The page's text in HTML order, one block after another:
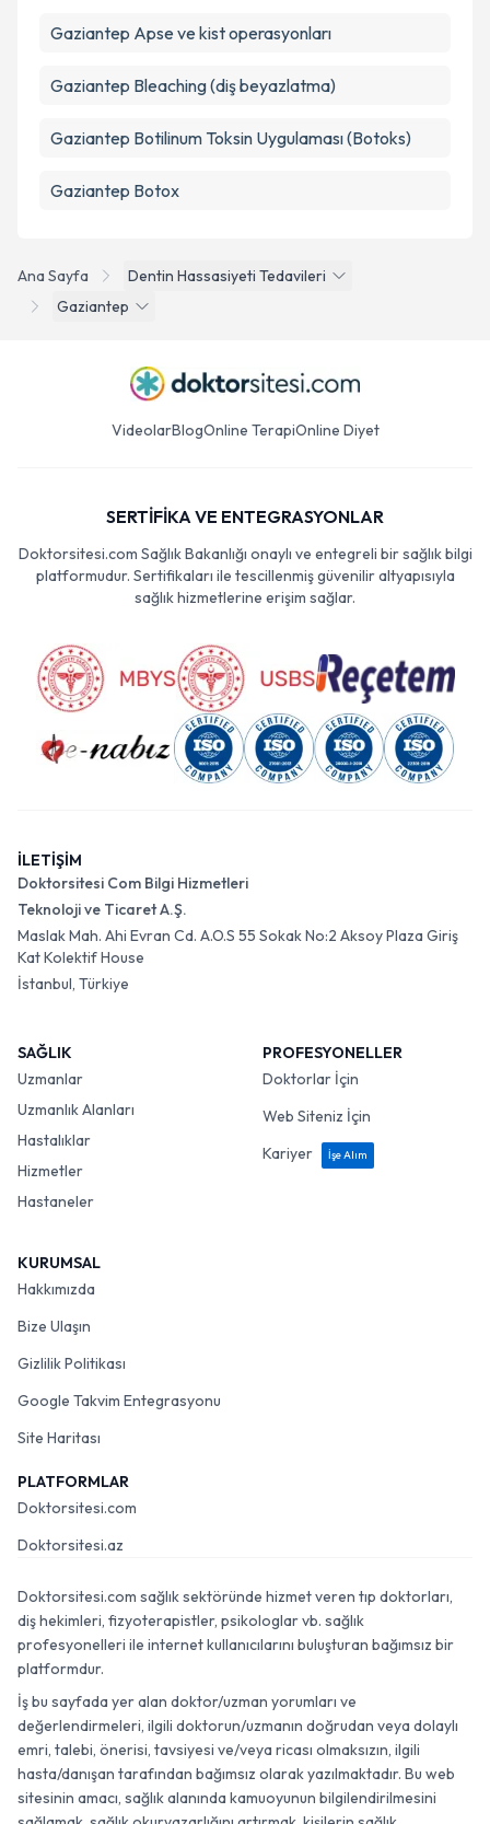
Ana Sayfa
Dentin Hassasiyeti Tedavileri
Gaziantep
Gaziantep Apse ve kist operasyonları
Gaziantep Bleaching (diş beyazlatma)
Gaziantep Botilinum Toksin Uygulaması (Botoks)
Gaziantep Botox
VideolarBlogOnline TerapiOnline Diyet
SERTİFİKA VE ENTEGRASYONLAR
Doktorsitesi.com Sağlık Bakanlığı onaylı ve entegreli bir sağlık bilgi
platformudur. Sertifikaları ile tescillenmiş güvenilir altyapısıyla
sağlık hizmetlerine erişim sağlar.
İLETİŞİM
Doktorsitesi Com Bilgi Hizmetleri
Teknoloji ve Ticaret A.Ş.
Maslak Mah. Ahi Evran Cd. A.O.S 55 Sokak No:2 Aksoy Plaza Giriş
Kat Kolektif House
İstanbul, Türkiye
SAĞLIK
Uzmanlar
Uzmanlık Alanları
Hastalıklar
Hizmetler
Hastaneler
PROFESYONELLER
Doktorlar İçin
Web Siteniz İçin
Kariyer
İşe Alım
KURUMSAL
Hakkımızda
Bize Ulaşın
Gizlilik Politikası
Google Takvim Entegrasyonu
Site Haritası
PLATFORMLAR
Doktorsitesi.com
Doktorsitesi.az
Doktorsitesi.com sağlık sektöründe hizmet veren tıp doktorları,
diş hekimleri, fizyoterapistler, psikologlar vb. sağlık
profesyonelleri ile internet kullanıcılarını buluşturan bağımsız bir
platformdur.
İş bu sayfada yer alan doktor/uzman yorumları ve
değerlendirmeleri, ilgili doktorun/uzmanın doğrudan veya dolaylı
emri, talebi, önerisi, tavsiyesi ve/veya ricası olmaksızın, ilgili
hasta/danışan tarafından bağımsız olarak yazılmaktadır. Bu web
sitesinin amacı, sağlık alanında kamuoyunun bilgilendirilmesini